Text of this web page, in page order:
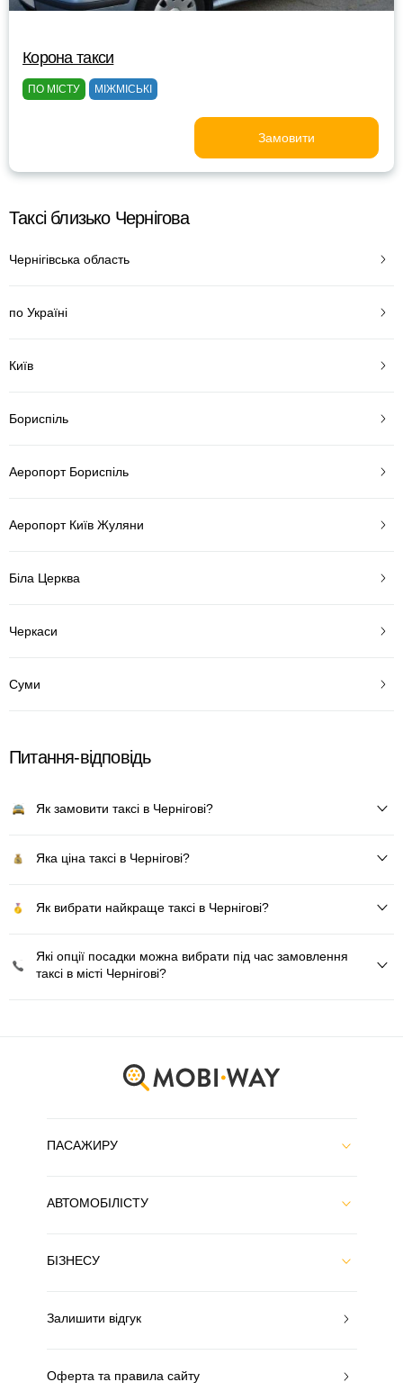
Корона такси
ПО МІСТУ МІЖМІСЬКІ
Замовити
Таксі близько Чернігова
Чернігівська область
по Україні
Київ
Бориспіль
Аеропорт Бориспіль
Аеропорт Київ Жуляни
Біла Церква
Черкаси
Суми
Питання-відповідь
Як замовити таксі в Чернігові?
Яка ціна таксі в Чернігові?
Як вибрати найкраще таксі в Чернігові?
Які опції посадки можна вибрати під час замовлення
таксі в місті Чернігові?
ПАСАЖИРУ
АВТОМОБІЛІСТУ
БІЗНЕСУ
Залишити відгук
Оферта та правила сайту